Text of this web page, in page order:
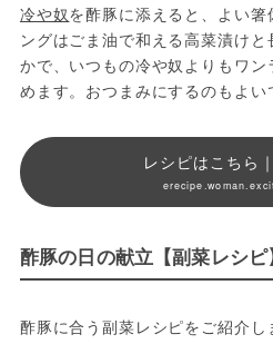
冷や奴を酢豚に添えると、よい
ングはごま油で和える高菜漬け
かで、いつもの冷や奴よりもワ
めます。おつまみにするのもよい
レシピはこちら
酢豚の日の献立【副菜レシピ
酢豚に合う副菜レシピをご紹介